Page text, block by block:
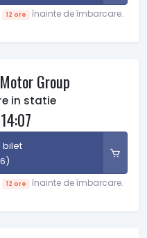
12 ore înainte de îmbarcare.
Group
in statie
14:07
bilet
12 ore înainte de îmbarcare.